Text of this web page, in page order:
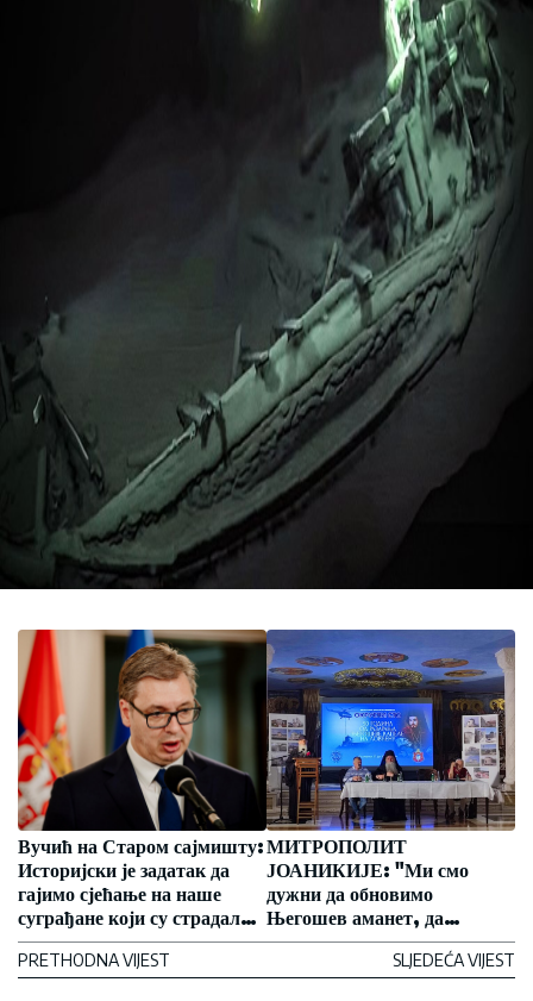
Вучић на Старом сајмишту:
Историјски је задатак да
гајимо сјећање на наше
суграђане који су страдали
од окупатора
PRETHODNA VIJEST
МИТРОПОЛИТ
ЈОАНИКИЈЕ: "Ми смо
дужни да обновимо
Његошев аманет, да
подигнемо цркву на
Ловћену и да вратимо
SLJEDEĆA VIJEST